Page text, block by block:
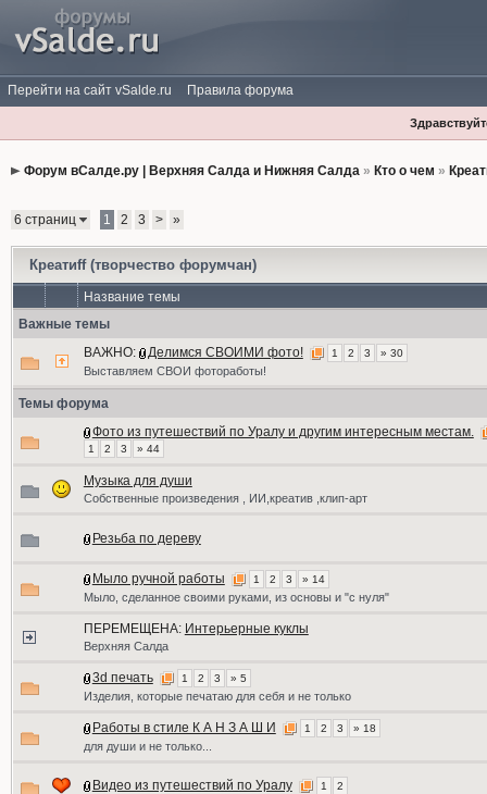
Перейти на сайт vSalde.ru Правила форума
Форум вСалде.ру | Верхняя Салда и Нижняя Салда» Кто о чем »
6 страниц 1 2 3 > »
Креатиff (творчество форумчан)
Название темы
Важные темы
ВАЖНО:
Делимся СВОИМИ фото! 1 2 3 » 30
Выставляем СВОИ фотоработы!
Темы форума
Фото из путешествий по Уралу и другим интересным местам.
1 2 3 » 44
Музыка для души
Собственные произведения , ИИ,креатив ,клип-арт
Резьба по дереву
Мыло ручной работы 1 2 3 » 14
Мыло, сделанное своими руками, из основы и "с нуля"
ПЕРЕМЕЩЕНА: Интерьерные куклы
Верхняя Салда
3d печать 1 2 3 » 5
Изделия, которые печатаю для себя и не только
Работы в стиле К А Н З А Ш И 1 2 3 » 18
для души и не только...
Видео из путешествий по Уралу 1 2